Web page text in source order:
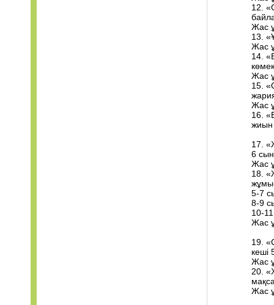
12.
Жас
13.
Жас
14.
Жас
15.
Жас
16.
жиын
17.
6
Жас
18.
5-7
8-9
10-
Жас
19.
кеші
Жас
20.
Жас